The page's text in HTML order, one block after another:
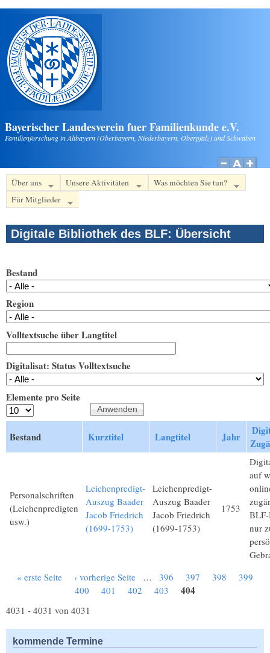
Direkt zum Inhalt
Bayerischer Landesverein fuer Familienkunde e.V.
Familienforschung in Altbayern (Oberbayern, Niederbayern, Oberpfalz) und Schwaben
Über uns Unsere Aktivitäten
Was möchten Sie tun?
Für Mitglieder
Digitale Bibliothek des BLF: Übersicht
Bestand
Region
Volltextsuche über Langtitel
Digitalisat: Status Volltextsuche
Elemente pro Seite
Bestand Kurztitel Langtitel Jahr
Personalschriften
(Leichenpredigten
usw.)
Leichenpredigt-
Auszug Baader
Jacob Friedrich
(1699-1753)
Leichenpredigt-
Auszug Baader
Jacob Friedrich
(1699-1753)
1753
auf
nur
Seiten
« erste Seite ‹ vorherige Seite … 396 397 398
399
400
401 402 403 404
4031 - 4031 von 4031
kommende Termine